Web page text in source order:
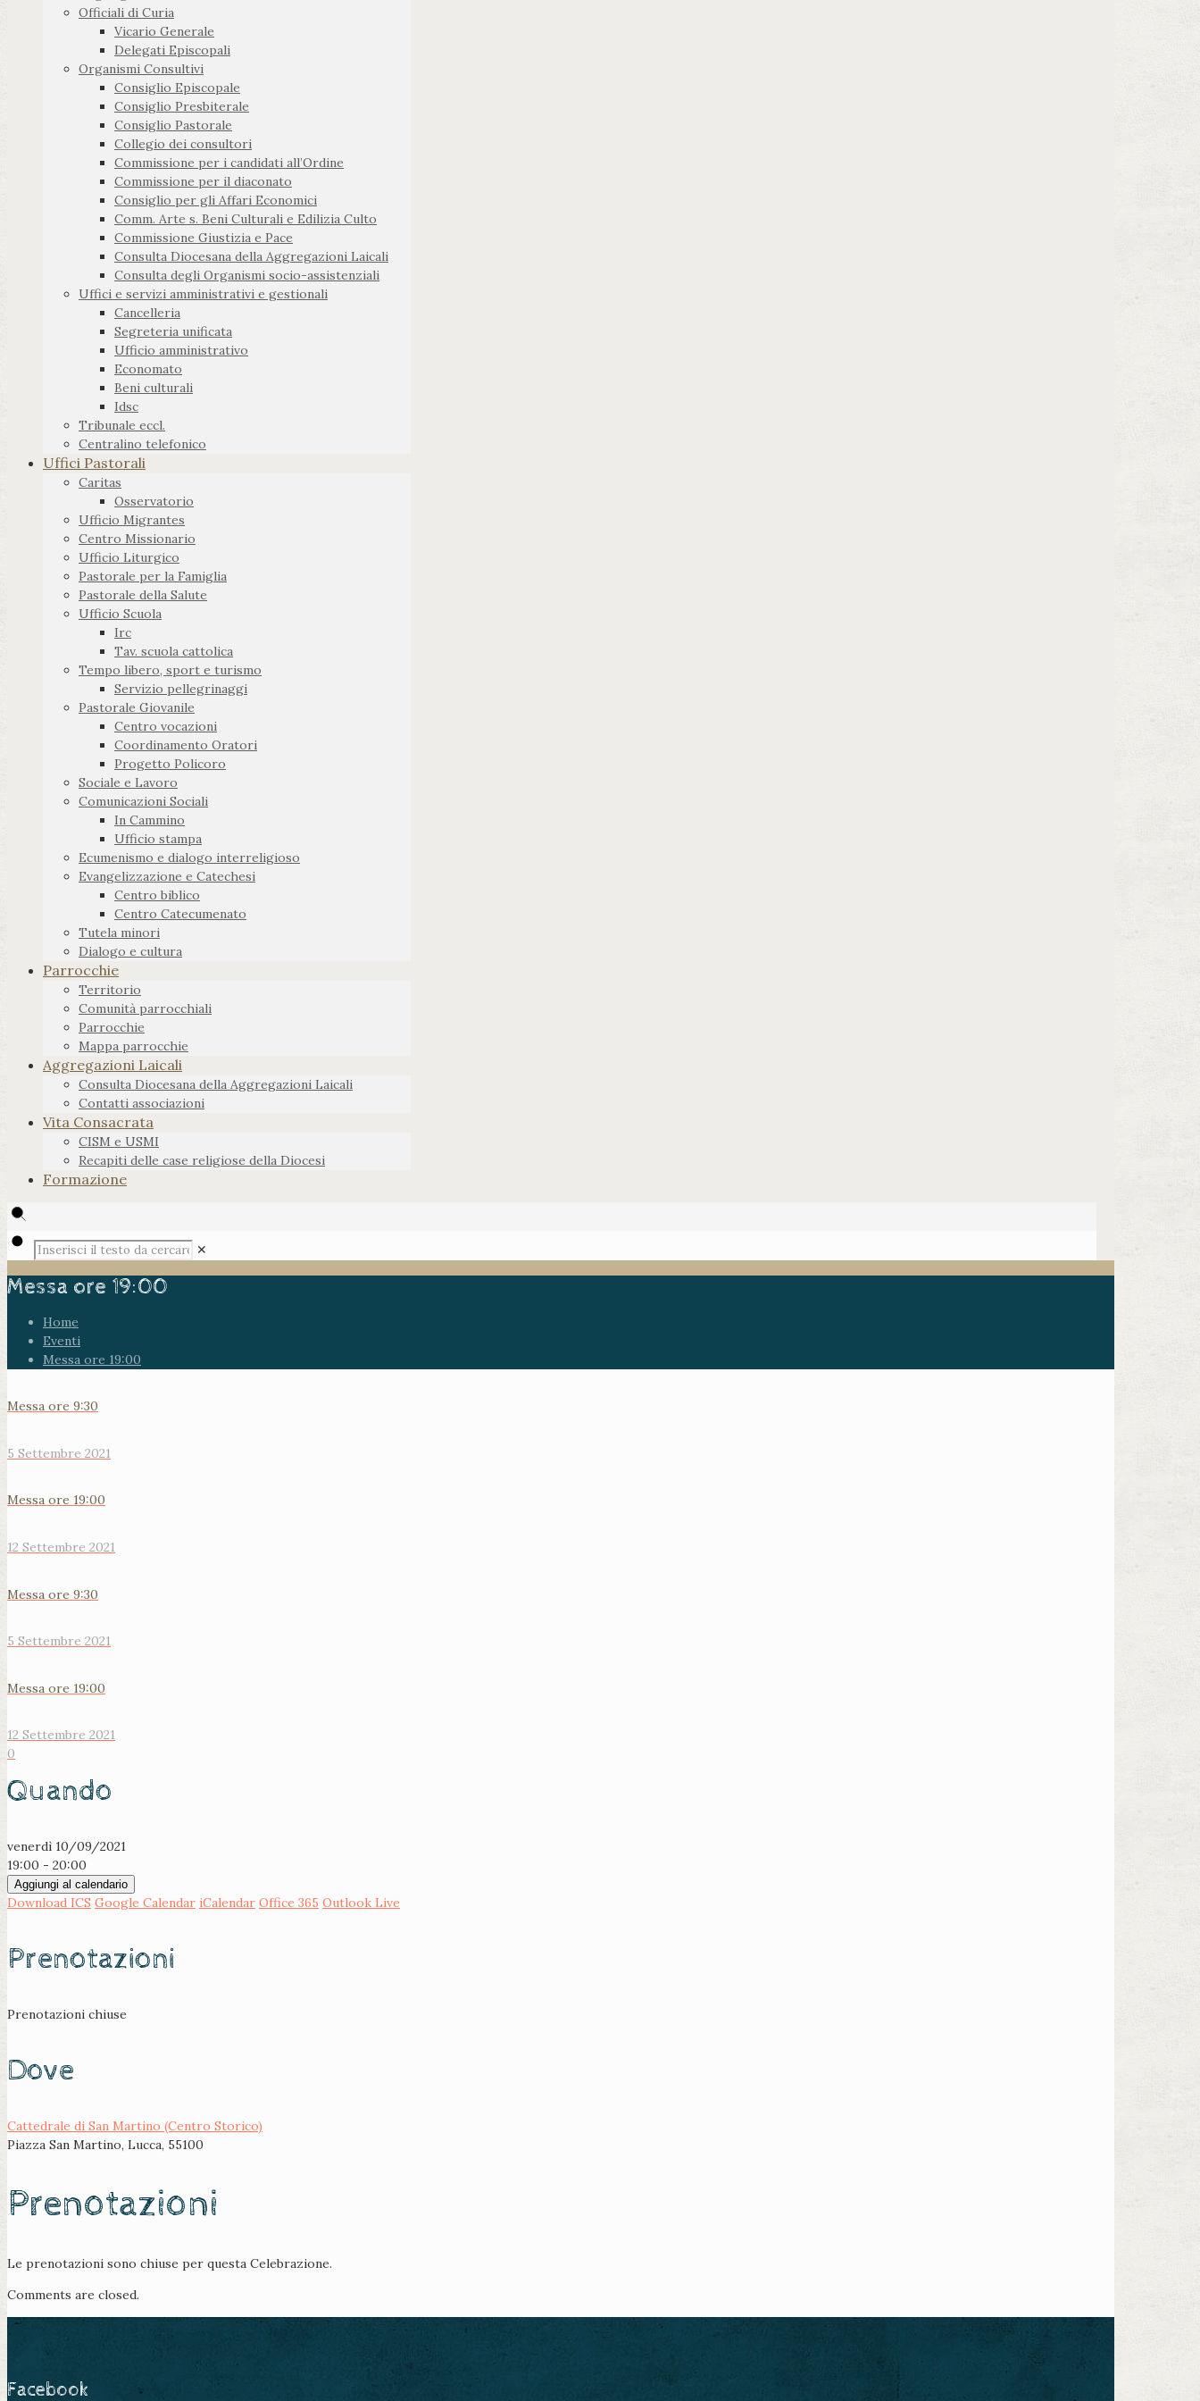
Officiali di Curia
Vicario Generale
Delegati Episcopali
Organismi Consultivi
Consiglio Episcopale
Consiglio Presbiterale
Consiglio Pastorale
Collegio dei consultori
Commissione per i candidati all’Ordine
Commissione per il diaconato
Consiglio per gli Affari Economici
Comm. Arte s. Beni Culturali e Edilizia Culto
Commissione Giustizia e Pace
Consulta Diocesana della Aggregazioni Laicali
Consulta degli Organismi socio-assistenziali
Uffici e servizi amministrativi e gestionali
Cancelleria
Segreteria unificata
Ufficio amministrativo
Economato
Beni culturali
Idsc
Tribunale eccl.
Centralino telefonico
Uffici Pastorali
Caritas
Osservatorio
Ufficio Migrantes
Centro Missionario
Ufficio Liturgico
Pastorale per la Famiglia
Pastorale della Salute
Ufficio Scuola
Irc
Tav. scuola cattolica
Tempo libero, sport e turismo
Servizio pellegrinaggi
Pastorale Giovanile
Centro vocazioni
Coordinamento Oratori
Progetto Policoro
Sociale e Lavoro
Comunicazioni Sociali
In Cammino
Ufficio stampa
Ecumenismo e dialogo interreligioso
Evangelizzazione e Catechesi
Centro biblico
Centro Catecumenato
Tutela minori
Dialogo e cultura
Parrocchie
Territorio
Comunità parrocchiali
Parrocchie
Mappa parrocchie
Aggregazioni Laicali
Consulta Diocesana della Aggregazioni Laicali
Contatti associazioni
Vita Consacrata
CISM e USMI
Recapiti delle case religiose della Diocesi
Formazione
✕
Messa ore 19:00
Home
Eventi
Messa ore 19:00
Messa ore 9:30
5 Settembre 2021
Messa ore 19:00
12 Settembre 2021
Messa ore 9:30
5 Settembre 2021
Messa ore 19:00
12 Settembre 2021
0
Quando
venerdì 10/09/2021
19:00 - 20:00
Aggiungi al calendario
Download ICS Google Calendar iCalendar Office 365 Outlook Live
Prenotazioni
Prenotazioni chiuse
Dove
Cattedrale di San Martino (Centro Storico)
Piazza San Martino, Lucca, 55100
Prenotazioni
Le prenotazioni sono chiuse per questa Celebrazione.
Comments are closed.
Facebook